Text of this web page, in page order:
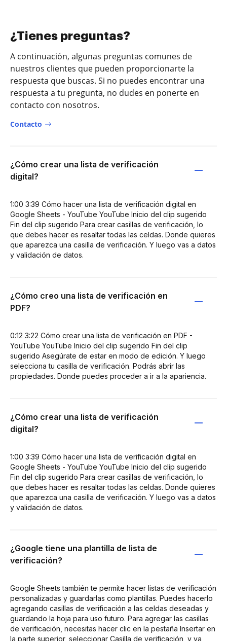
¿Tienes preguntas?
A continuación, algunas preguntas comunes de
nuestros clientes que pueden proporcionarte la
respuesta que buscas. Si no puedes encontrar una
respuesta a tu pregunta, no dudes en ponerte en
contacto con nosotros.
Contacto
¿Cómo crear una lista de verificación
digital?
1:00 3:39 Cómo hacer una lista de verificación digital en
Google Sheets - YouTube YouTube Inicio del clip sugerido
Fin del clip sugerido Para crear casillas de verificación, lo
que debes hacer es resaltar todas las celdas. Donde quieres
que aparezca una casilla de verificación. Y luego vas a datos
y validación de datos.
¿Cómo creo una lista de verificación en
PDF?
0:12 3:22 Cómo crear una lista de verificación en PDF -
YouTube YouTube Inicio del clip sugerido Fin del clip
sugerido Asegúrate de estar en modo de edición. Y luego
selecciona tu casilla de verificación. Podrás abrir las
propiedades. Donde puedes proceder a ir a la apariencia.
¿Cómo crear una lista de verificación
digital?
1:00 3:39 Cómo hacer una lista de verificación digital en
Google Sheets - YouTube YouTube Inicio del clip sugerido
Fin del clip sugerido Para crear casillas de verificación, lo
que debes hacer es resaltar todas las celdas. Donde quieres
que aparezca una casilla de verificación. Y luego vas a datos
y validación de datos.
¿Google tiene una plantilla de lista de
verificación?
Google Sheets también te permite hacer listas de verificación
personalizadas y guardarlas como plantillas. Puedes hacerlo
agregando casillas de verificación a las celdas deseadas y
guardando la hoja para uso futuro. Para agregar las casillas
de verificación, necesitas hacer clic en la pestaña Insertar en
la parte superior, seleccionar Casilla de verificación, y ya